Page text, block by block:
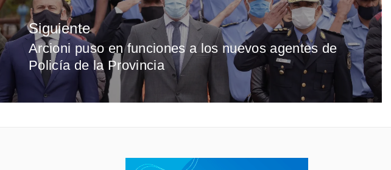
Siguiente
Entrada
siguiente:
Arcioni puso en funciones a los nuevos agentes de
Policía de la Provincia